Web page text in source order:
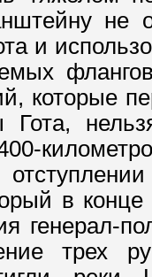
не
и
которые
в
генерал-
трех